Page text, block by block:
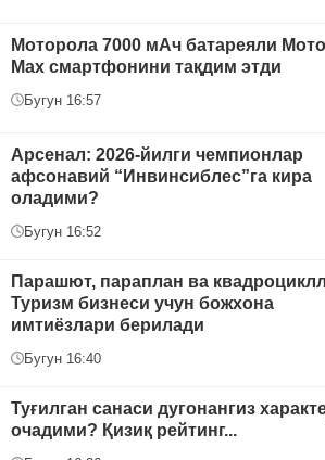
Моторола 7000 мАч батареяли
Max смартфонини тақдим этди
Бугун 16:57
Арсенал: 2026-йилги чемпионлар
афсонавий “Инвинсиблес”га кира
оладими?
Бугун 16:52
Парашют, параплан ва
Туризм бизнеси учун божхона
имтиёзлари берилади
Бугун 16:40
Туғилган санаси дугонангиз
очадими? Қизиқ рейтинг...